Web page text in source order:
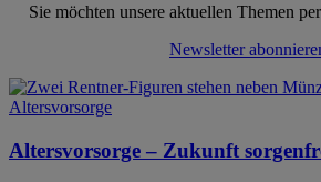
Sie möchten unsere aktuellen Themen
Newsletter
Altersvorsorge – Zukunft